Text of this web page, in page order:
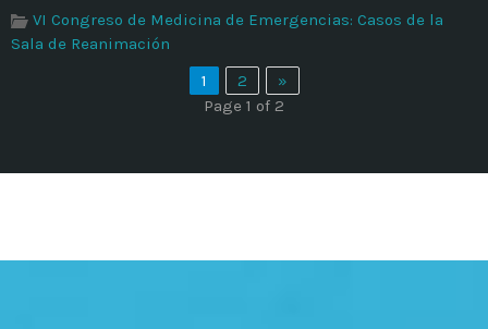
VI Congreso de Medicina de Emergencias: Casos de la
Sala de Reanimación
1
2
»
Page 1 of 2